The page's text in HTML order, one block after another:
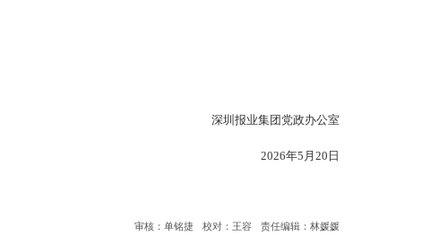
深圳报业集团党政办公室
2026年5月20日
审核：单铭捷 校对：王容
责任编辑：林媛媛